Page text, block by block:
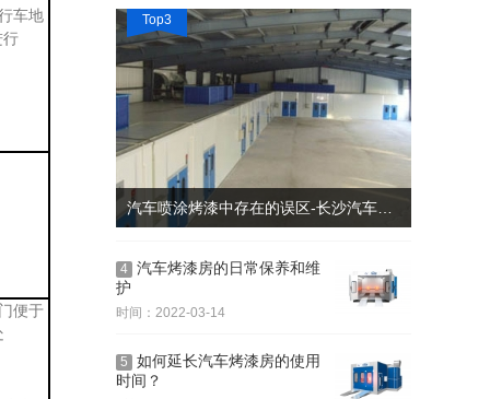
车地
行
便于
Top3
4 汽车烤漆房的日常保养和维
护
时间：2022-03-14
5
如何延长汽车烤漆房的使用
时间？